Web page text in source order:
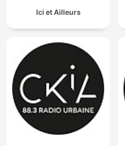
Ici et Ailleurs